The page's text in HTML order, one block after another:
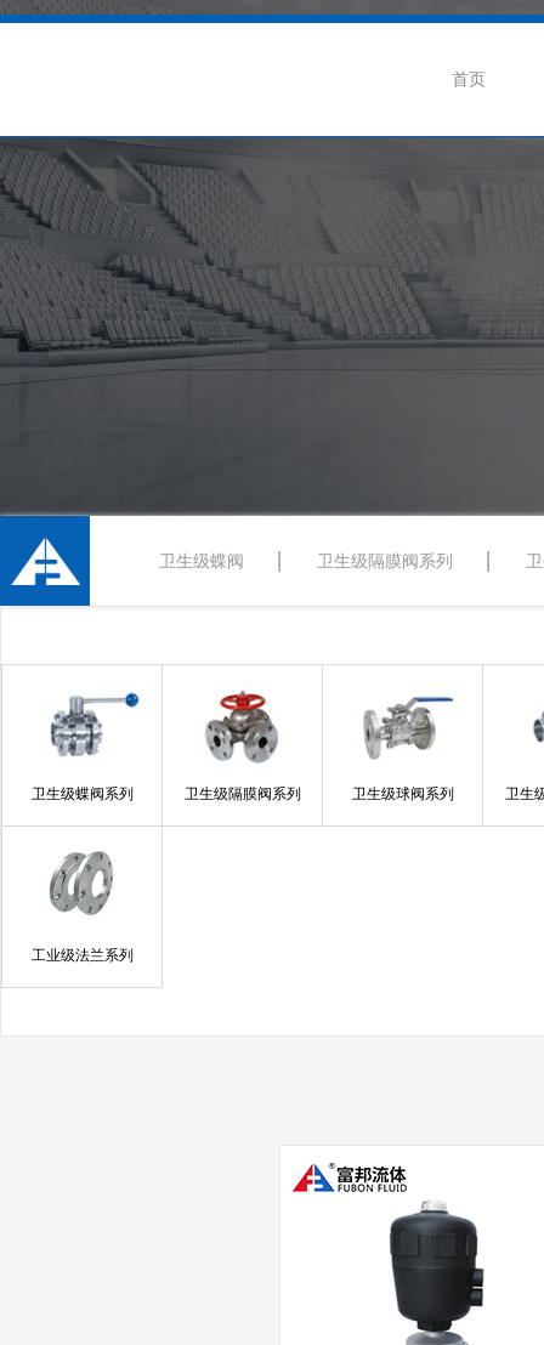
首页
企业荣誉
生产基地
蝶阀 卫生级隔膜阀系列 卫生级球阀系
卫生级蝶阀 卫生级隔膜阀系列
卫生级蝶阀系列 卫生级隔膜阀系列 卫生级球阀系列 卫生
工业级法兰系列